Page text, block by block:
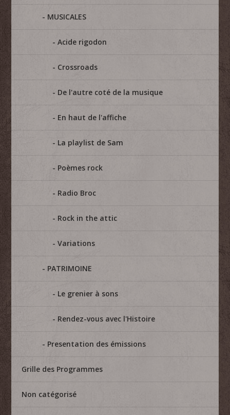
MUSICALES
Acide rigodon
Crossroads
De l'autre coté de la musique
En haut de l'affiche
La playlist de Sam
Poèmes rock
Radio Broc
Rock in the attic
Variations
PATRIMOINE
Le grenier à sons
Rendez-vous avec l'Histoire
Presentation des émissions
Grille des Programmes
Non catégorisé